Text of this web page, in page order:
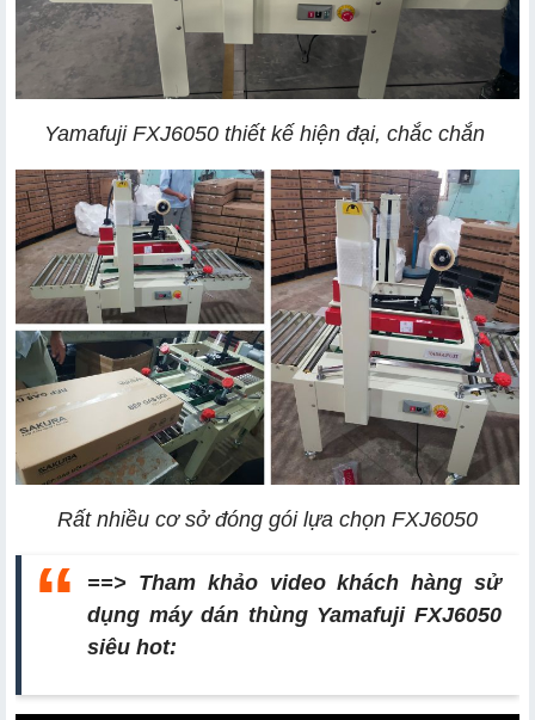
Yamafuji FXJ6050 thiết kế hiện đại, chắc chắn
Rất nhiều cơ sở đóng gói lựa chọn FXJ6050
==> Tham khảo video khách hàng sử
dụng máy dán thùng Yamafuji FXJ6050
siêu hot: